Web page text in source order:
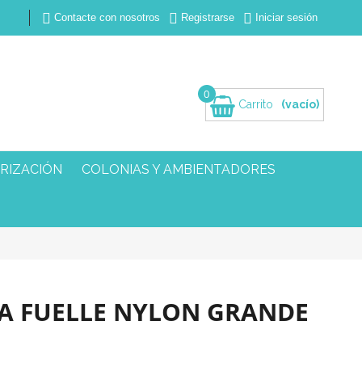
 Contacte con nosotros  Registrarse  Iniciar sesión
Carrito
0
(vacío)
COLONIAS Y AMBIENTADORES
FUELLE NYLON GRANDE